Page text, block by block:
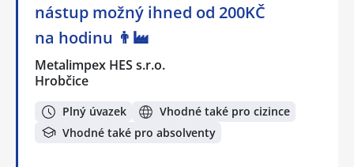
nástup možný ihned od 200KČ
na hodinu 👨‍🏭
Metalimpex HES s.r.o.
Hrobčice
Plný úvazek
Vhodné také pro cizince
Vhodné také pro absolventy